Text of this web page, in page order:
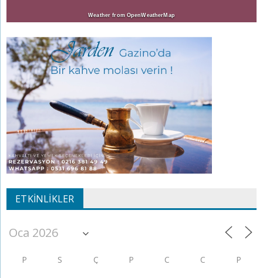
Weather from OpenWeatherMap
ETKINLIKLER
P S Ç P C C P